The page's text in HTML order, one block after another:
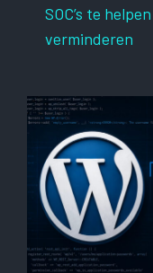
SOC’s te
verminderen